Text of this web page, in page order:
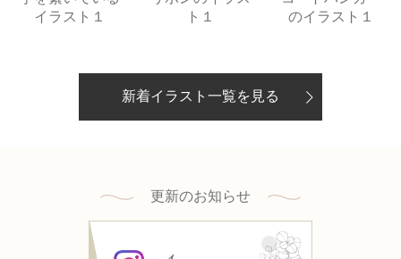
イラスト１
ト１
のイラスト１
新着イラスト一覧を見る
更新のお知らせ